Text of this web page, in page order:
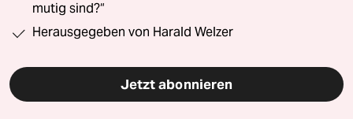
mutig sind?“
Herausgegeben von Harald Welzer
Jetzt abonnieren